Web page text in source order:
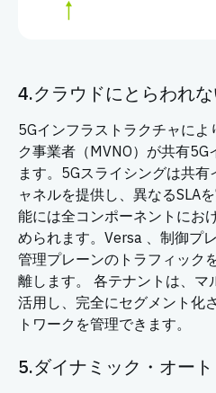
4.クラウドにとらわれ
5Gインフラストラクチャに
ク事業者（MVNO）が共有5G
ます。5Gスライシングは共
ャネルを提供し、異なるSLA
能には全コンポーネントにお
められます。Versa 、制御プ
管理プレーンのトラフィック
離します。 各テナントは、マ
活用し、完全にセグメント化
トワークを管理できます。
5.ダイナミック・オー